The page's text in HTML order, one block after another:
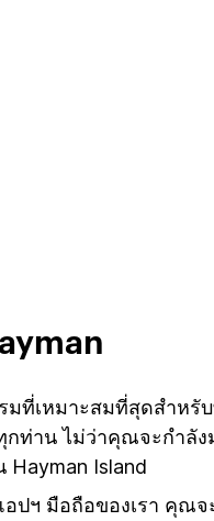
รมที่เหมาะสมที่สุดสำห
กท่าน ไม่ว่าคุณจะกำลั
Island
อปฯ มือถือของเรา คุณ